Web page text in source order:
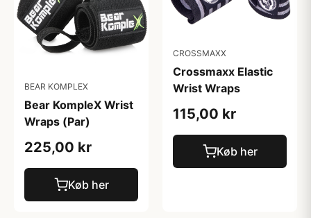
BEAR KOMPLEX
Bear KompleX Wrist
Wraps (Par)
225,00 kr
Køb her
CROSSMAXX
Crossmaxx Elastic
Wrist Wraps
115,00 kr
Køb her